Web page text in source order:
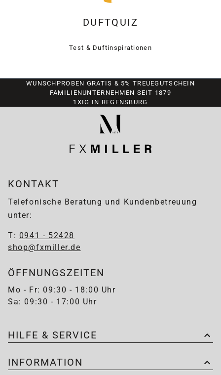
DUFTQUIZ
Test & Duftinspirationen
WUNSCHPROBEN GRATIS & 5% TREUEGUTSCHEIN
FAMILIENUNTERNEHMEN SEIT 1879
1XIG IN REGENSBURG
KONTAKT
Telefonische Beratung und Kundenbetreuung
unter:
T: 0941 - 52428
shop@fxmiller.de
ÖFFNUNGSZEITEN
Mo - Fr: 09:30 - 18:00 Uhr
Sa: 09:30 - 17:00 Uhr
HILFE & SERVICE
INFORMATION